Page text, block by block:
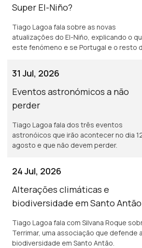
Super El-Niño?
Tiago Lagoa fala sobre as novas
atualizações do El-Niño, explicando o
este fenómeno e se Portugal e o resto
31 Jul, 2026
Eventos astronómicos a não
perder
Tiago Lagoa fala dos três eventos
astronóicos que irão acontecer no dia
agosto e que não devem perder.
24 Jul, 2026
Alterações climáticas e
biodiversidade em Santo Antão
Tiago Lagoa fala com Silvana Roque
Terrimar, uma associação que defende a
biodiversidade em Santo Antão.